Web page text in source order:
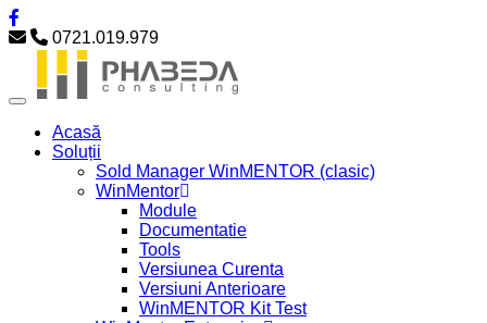
0721.019.979
Acasă
Soluții
Sold Manager WinMENTOR (clasic)
WinMentor
Module
Documentatie
Tools
Versiunea Curenta
Versiuni Anterioare
WinMENTOR Kit Test